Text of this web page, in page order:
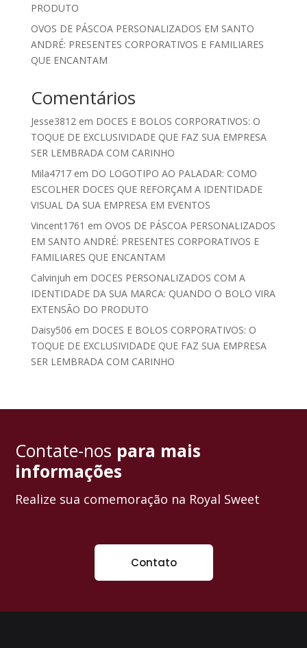
PRODUTO
OVOS DE PÁSCOA PERSONALIZADOS EM SANTO
ANDRÉ: PRESENTES CORPORATIVOS E FAMILIARES
QUE ENCANTAM
Comentários
Jesse3812 em DOCES E BOLOS CORPORATIVOS: O
TOQUE DE EXCLUSIVIDADE QUE FAZ SUA EMPRESA
SER LEMBRADA COM CARINHO
Mila4717em DO LOGOTIPO AO PALADAR: COMO
ESCOLHER DOCES QUE REFORÇAM A IDENTIDADE
VISUAL DA SUA EMPRESA EM EVENTOS
Vincent1761 em OVOS DE PÁSCOA PERSONALIZADOS
EM SANTO ANDRÉ: PRESENTES CORPORATIVOS E
FAMILIARES QUE ENCANTAM
Calvinjuh em DOCES PERSONALIZADOS COM A
IDENTIDADE DA SUA MARCA: QUANDO O BOLO VIRA
EXTENSÃO DO PRODUTO
Daisy506 em DOCES E BOLOS CORPORATIVOS: O
TOQUE DE EXCLUSIVIDADE QUE FAZ SUA EMPRESA
SER LEMBRADA COM CARINHO
Contate-nos para mais
informações
Realize sua comemoração na Royal Sweet
Contato